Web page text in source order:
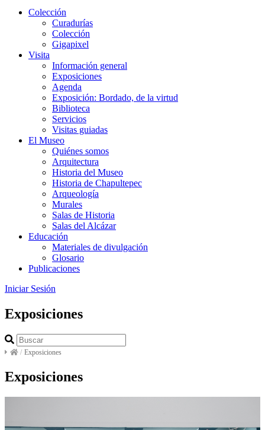
Colección
Curadurías
Colección
Gigapixel
Visita
Información general
Exposiciones
Agenda
Exposición: Bordado, de la virtud
Biblioteca
Servicios
Visitas guiadas
El Museo
Quiénes somos
Arquitectura
Historia del Museo
Historia de Chapultepec
Arqueología
Murales
Salas de Historia
Salas del Alcázar
Educación
Materiales de divulgación
Glosario
Publicaciones
Iniciar Sesión
Exposiciones
/ Exposiciones
Exposiciones